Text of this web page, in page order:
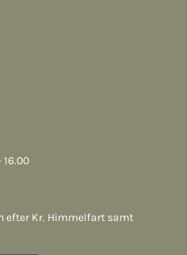
16.00
efter Kr. Himmelfart samt